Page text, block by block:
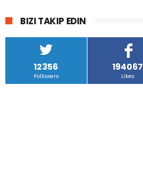
BIZI TAKIP EDIN
12356
Followers
194067
Likes